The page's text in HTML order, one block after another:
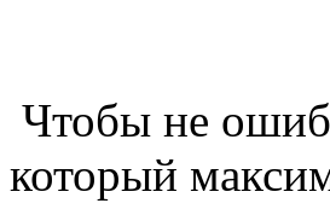
Чтобы не
который